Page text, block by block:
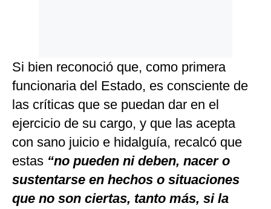
Si bien reconoció que, como primera
funcionaria del Estado, es consciente de
las críticas que se puedan dar en el
ejercicio de su cargo, y que las acepta
con sano juicio e hidalguía, recalcó que
estas “no pueden ni deben, nacer o
sustentarse en hechos o situaciones
que no son ciertas, tanto más, si la